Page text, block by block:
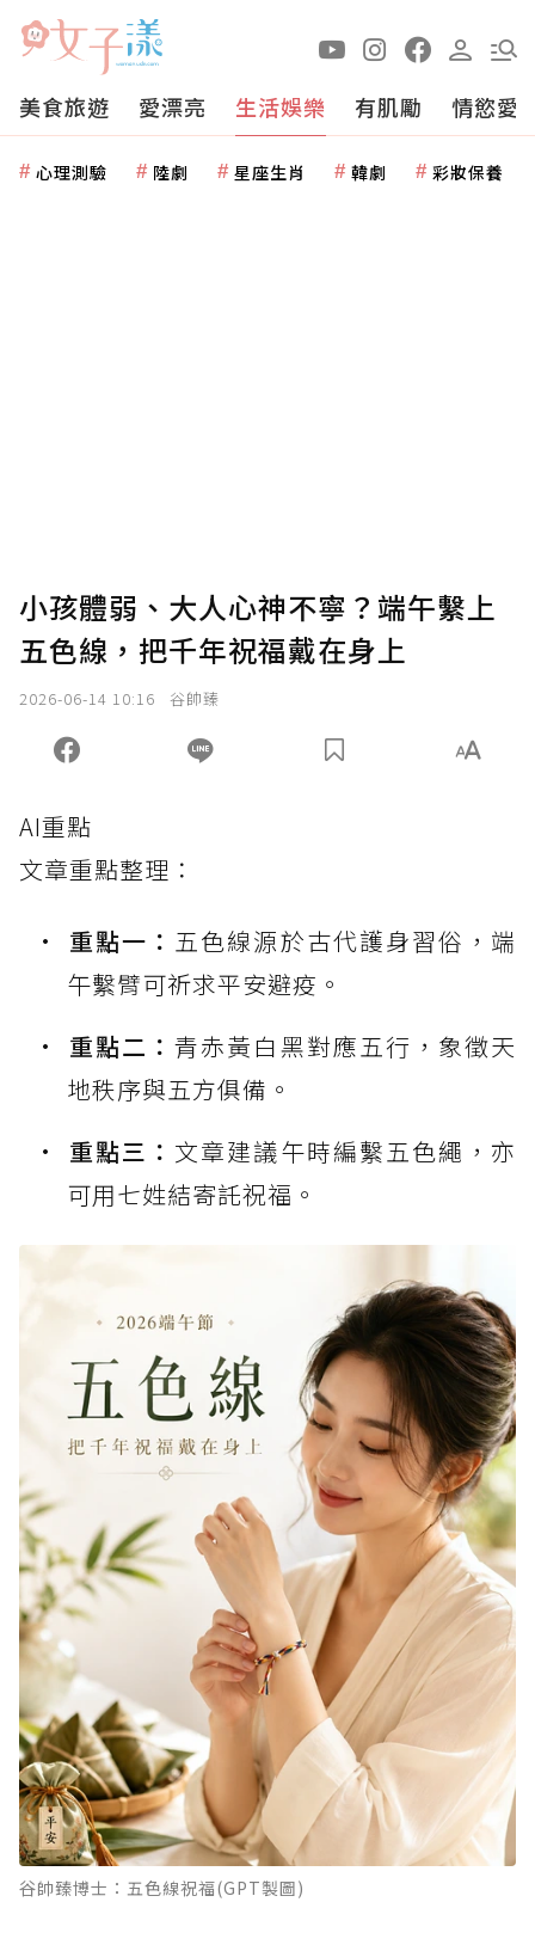
美食旅遊 愛漂亮 生活娛樂 有肌勵 情慾愛
心理測驗 陸劇 星座生肖 韓劇 彩妝保養
小孩體弱、大人心神不寧？端午繫上
五色線，把千年祝福戴在身上
2026-06-14 10:16 谷帥臻
AI重點
文章重點整理：
重點一： 五色線源於古代護身習俗，端
午繫臂可祈求平安避疫。
重點二：青赤黃白黑對應五行，象徵天
地秩序與五方俱備。
重點三： 文章建議午時編繫五色繩，亦
可用七姓結寄託祝福。
谷帥臻博士：五色線祝福(GPT製圖)